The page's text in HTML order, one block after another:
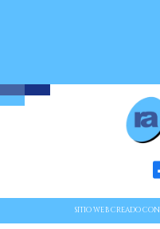
SITIO WEB CREADO